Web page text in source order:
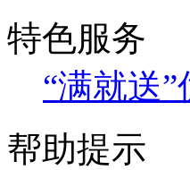
特色服务
“满就送
帮助提示